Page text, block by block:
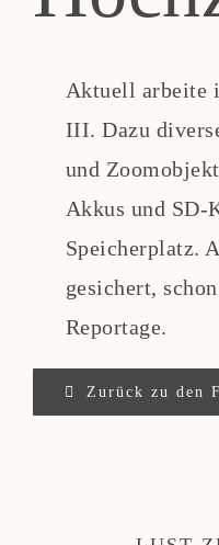
Aktuell arbeite
III. Dazu
und
Akkus und SD-
Speicherplatz.
gesichert,
Reportage.
Zurück zu den